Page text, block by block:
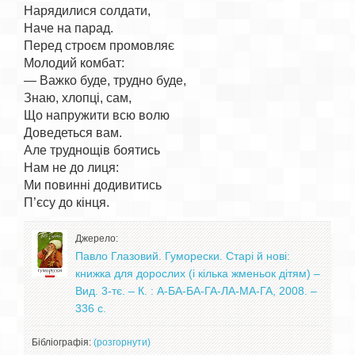
Нарядилися солдати,
Наче на парад.
Перед строєм промовляє
Молодий комбат:
— Важко буде, трудно буде,
Знаю, хлопці, сам,
Що напружити всю волю
Доведеться вам.
Але труднощів боятись
Нам не до лиця:
Ми повинні додивитись
Джерело:
Павло Глазовий. Гуморески. Старі й нові:
книжка для дорослих (і кілька жменьок дітям) –
Вид. 3-тє. – К. : А-БА-БА-ГА-ЛА-МА-ГА, 2008. –
336 с.
Бібліографія: (розгорнути)